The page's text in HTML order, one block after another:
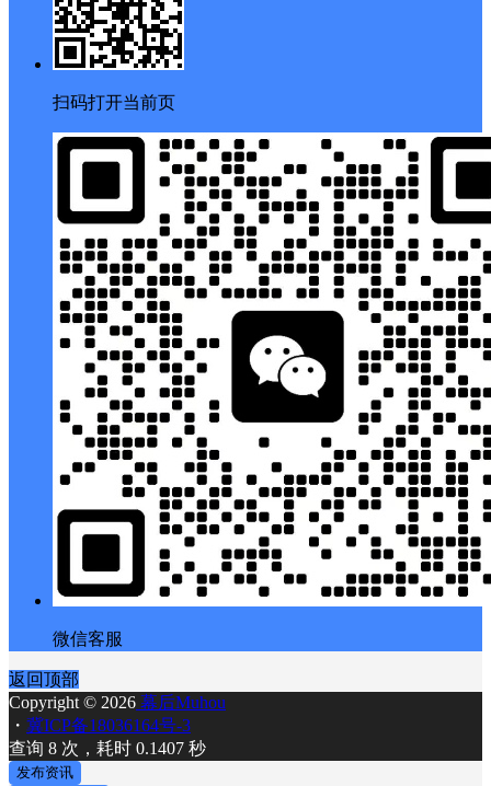
扫码打开当前页
微信客服
返回顶部
Copyright © 2026 幕后Muhou
・ 冀ICP备18036164号-3
查询 8 次，耗时 0.1407 秒
发布资讯